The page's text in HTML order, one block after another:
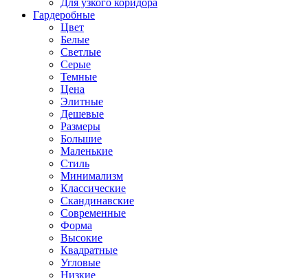
Для узкого коридора
Гардеробные
Цвет
Белые
Светлые
Серые
Темные
Цена
Элитные
Дешевые
Размеры
Большие
Маленькие
Стиль
Минимализм
Классические
Скандинавские
Современные
Форма
Высокие
Квадратные
Угловые
Низкие